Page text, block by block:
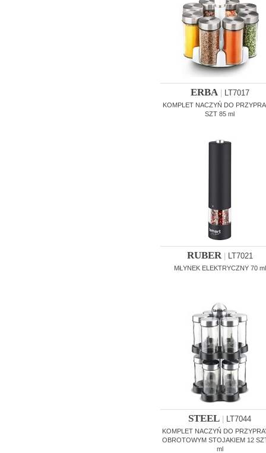
ERBA| LT7017
KOMPLET NACZYŃ DO
SZT 85 ml
RUBER| LT7021
MŁYNEK ELEKTRYCZNY 70 ml
STEEL LT7044
KOMPLET NACZYŃ DO
OBROTOWYM STOJAKIEM 12
ml